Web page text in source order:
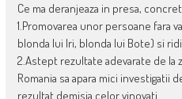
Ce ma deranjeaza in presa,
1.Promovarea unor persoane fara
blonda lui Iri, blonda lui Bote) si
2.Astept rezultate adevarate de la
Romania sa apara mici investigatii
rezultat demisia celor vinovati.